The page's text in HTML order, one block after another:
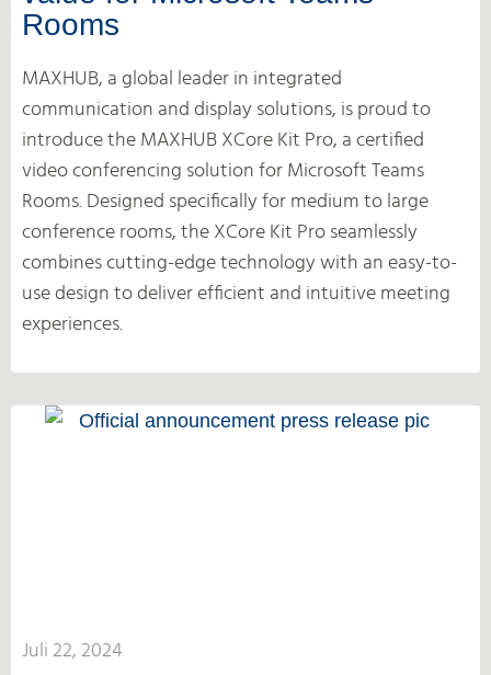
Rooms
MAXHUB, a global leader in integrated
communication and display solutions, is proud to
introduce the MAXHUB XCore Kit Pro, a certified
video conferencing solution for Microsoft Teams
Rooms. Designed specifically for medium to large
conference rooms, the XCore Kit Pro seamlessly
combines cutting-edge technology with an easy-to-
use design to deliver efficient and intuitive meeting
experiences.
Juli 22, 2024